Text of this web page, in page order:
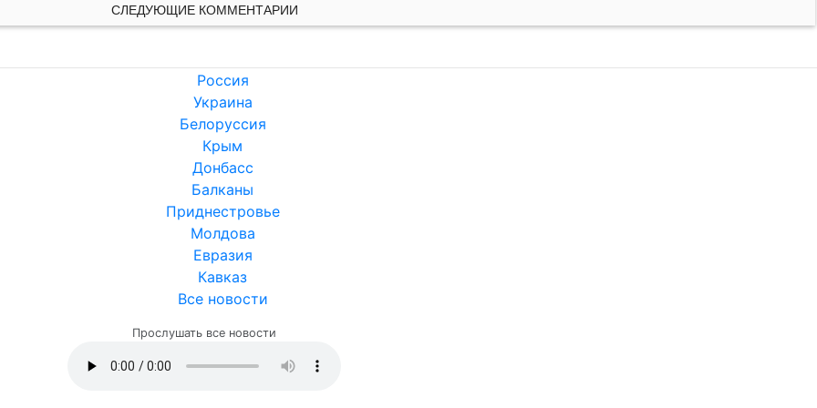
СЛЕДУЮЩИЕ КОММЕНТАРИИ
Россия
Украина
Белоруссия
Крым
Донбасс
Балканы
Приднестровье
Молдова
Евразия
Кавказ
Все новости
Прослушать все новости